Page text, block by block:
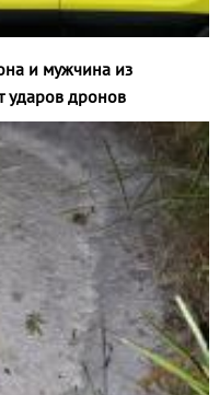
и мужчина из
ударов дронов